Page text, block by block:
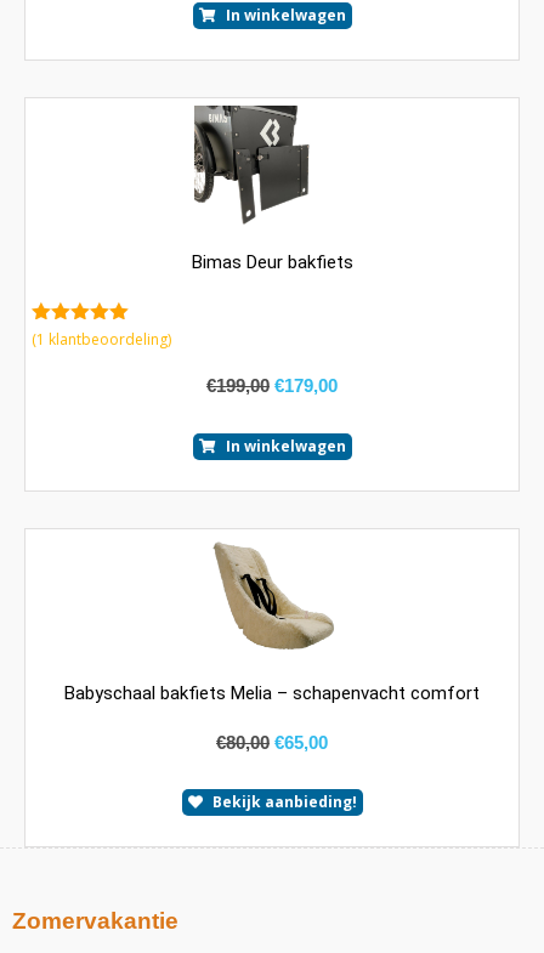
In winkelwagen
Bimas Deur bakfiets
5.00van 5
(1 klantbeoordeling)
€199,00 €179,00
In winkelwagen
Babyschaal bakfiets Melia – schapenvacht comfort
€80,00 €65,00
Bekijk aanbieding!
Zomervakantie